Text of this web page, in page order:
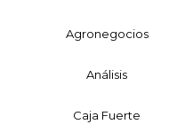
Agronegocios
Análisis
Caja Fuerte